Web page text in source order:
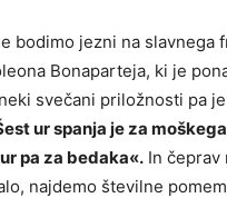
bodimo jezni na slavnega
Bonaparteja, ki je
svečani priložnosti pa
ur spanja je za
pa za bedaka«. In čeprav
najdemo številne